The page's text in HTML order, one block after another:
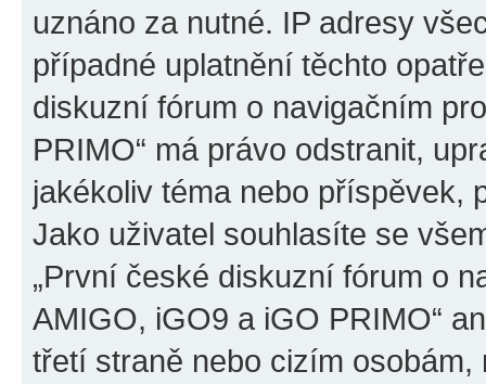
uznáno za nutné. IP adresy
případné uplatnění těchto
diskuzní fórum o navigačním
PRIMO“ má právo odstranit,
jakékoliv téma nebo příspěvek,
Jako uživatel souhlasíte se
„První české diskuzní fórum o
AMIGO, iGO9 a iGO PRIMO“
třetí straně nebo cizím